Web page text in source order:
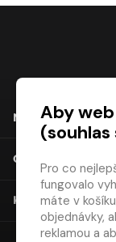
NÁKUP
O SPOLEČNOSTI
KONTAKT
Aby
Pro co
fungovalo
máte v
objednávky,
reklamou a